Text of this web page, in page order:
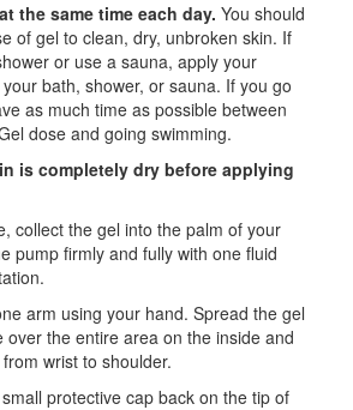
the same time each day. You should
of gel to clean, dry, unbroken skin. If
or use a sauna, apply your
bath, shower, or sauna. If you go
as much time as possible between
dose and going swimming.
is completely dry before applying
collect the gel into the palm of your
pump firmly and fully with one fluid
arm using your hand. Spread the gel
over the entire area on the inside and
wrist to shoulder.
protective cap back on the tip of